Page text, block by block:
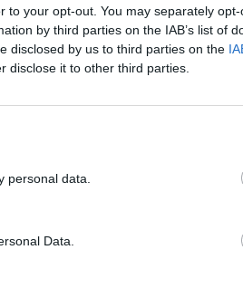
to your opt-out. You may separately
by third parties on the IAB’s list of
disclosed by us to third parties on the
disclose it to other third parties.
personal data.
Data.
šiuo metu galiojantis
ir ekonomikos komitetas